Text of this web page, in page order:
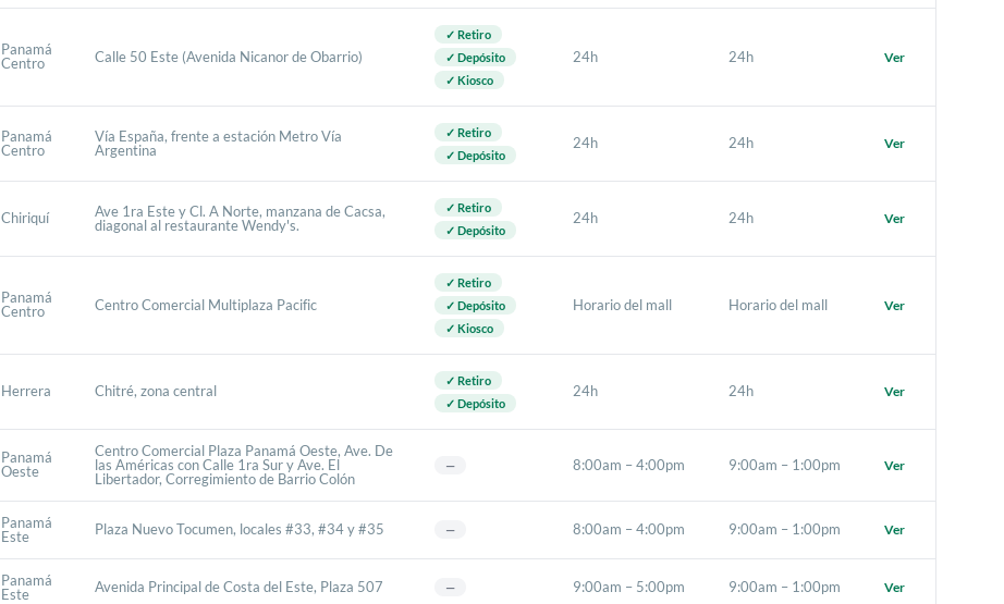
Panamá
Centro
Calle 50 Este (Avenida Nicanor de Obarrio)
✓ Retiro
✓ Depósito
✓ Kiosco
24h 24h Ver
Panamá
Centro
Vía España, frente a estación Metro Vía
Argentina
✓ Retiro
✓ Depósito
24h 24h Ver
Chiriquí
Ave 1ra Este y Cl. A Norte, manzana de Cacsa,
diagonal al restaurante Wendy's.
✓ Retiro
✓ Depósito
24h 24h Ver
Panamá
Centro
Centro Comercial Multiplaza Pacific
✓ Retiro
✓ Depósito
✓ Kiosco
Horario del mall Horario del mall Ver
Herrera Chitré, zona central
✓ Retiro
✓ Depósito
24h 24h Ver
Panamá
Oeste
Centro Comercial Plaza Panamá Oeste, Ave. De
las Américas con Calle 1ra Sur y Ave. El
Libertador, Corregimiento de Barrio Colón
— 8:00am – 4:00pm 9:00am – 1:00pm Ver
Panamá
Este
Plaza Nuevo Tocumen, locales #33, #34 y #35 — 8:00am – 4:00pm 9:00am – 1:00pm Ver
Panamá
Este
Avenida Principal de Costa del Este, Plaza 507 — 9:00am – 5:00pm 9:00am – 1:00pm Ver